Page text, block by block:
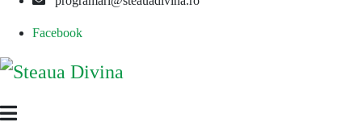
Facebook
Steaua
Clinica